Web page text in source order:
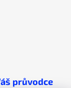
průvodce